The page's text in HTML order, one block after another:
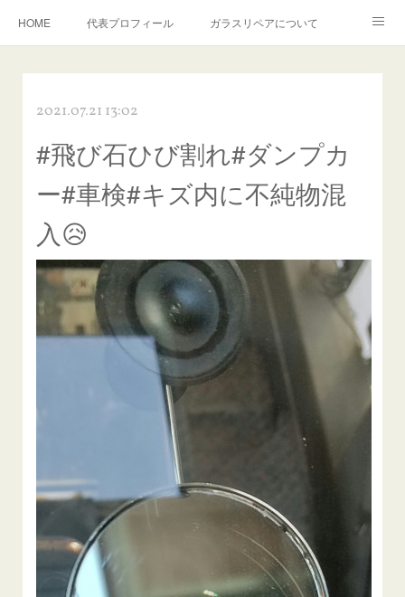
HOME 代表プロフィール ガラスリペアについて
飛び石施工料金について
当店へのアクセス 建築ガラスキズ取り・研磨・磨き
【プロ使用】フッ素系ガラストリートメント『アクアペル』
当店の良心的価格の理由について
欧州車モールの白サビやシミを落とす！
飛び石ひび割れでヒビ先が伸びた場合は？
2021.07.21 13:02
#飛び石ひび割れ#ダンプカ
ー#車検#キズ内に不純物混
入😥